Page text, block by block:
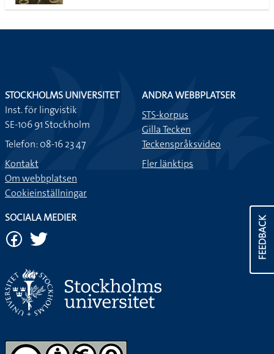
FEEDBACK
STOCKHOLMS UNIVERSITET
Inst. för lingvistik
SE-106 91 Stockholm
Telefon: 08-16 23 47
Kontakt
Om webbplatsen
Cookieinställningar
ANDRA WEBBPLATSER
STS-korpus
Gilla Tecken
Teckenspråksvideo
Fler länktips
SOCIALA MEDIER